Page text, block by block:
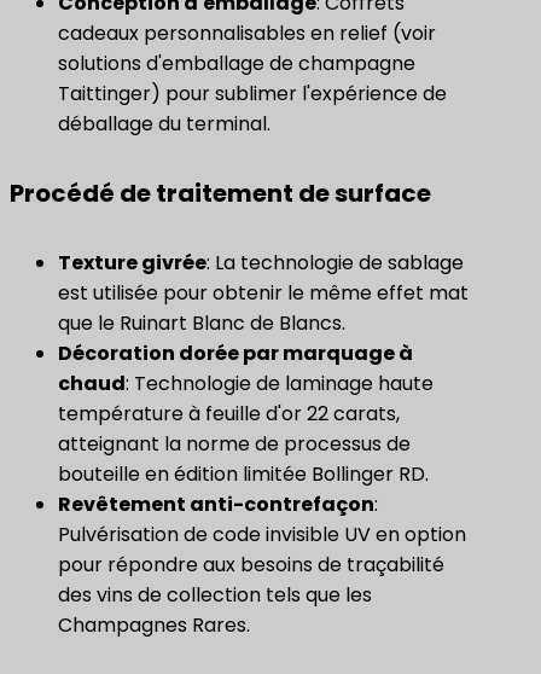
cadeaux personnalisables en relief (voir
solutions d'emballage de champagne
Taittinger) pour sublimer l'expérience de
déballage du terminal.
Procédé de traitement de surface
Texture givrée: La technologie de sablage
est utilisée pour obtenir le même effet mat
que le Ruinart Blanc de Blancs.
​Décoration dorée par marquage à
chaud​: Technologie de laminage haute
température à feuille d'or 22 carats,
atteignant la norme de processus de
bouteille en édition limitée Bollinger RD.
Revêtement anti-contrefaçon:
Pulvérisation de code invisible UV en option
pour répondre aux besoins de traçabilité
des vins de collection tels que les
Champagnes Rares.